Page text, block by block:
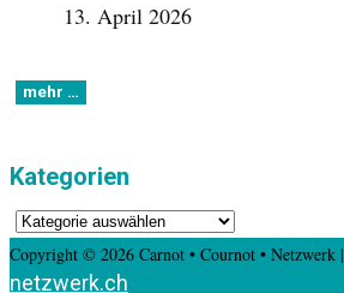
13. April 2026
Kategorien
Kategorien
Copyright © 2026 Carnot • Cournot • Netzwerk |
netzwerk.ch